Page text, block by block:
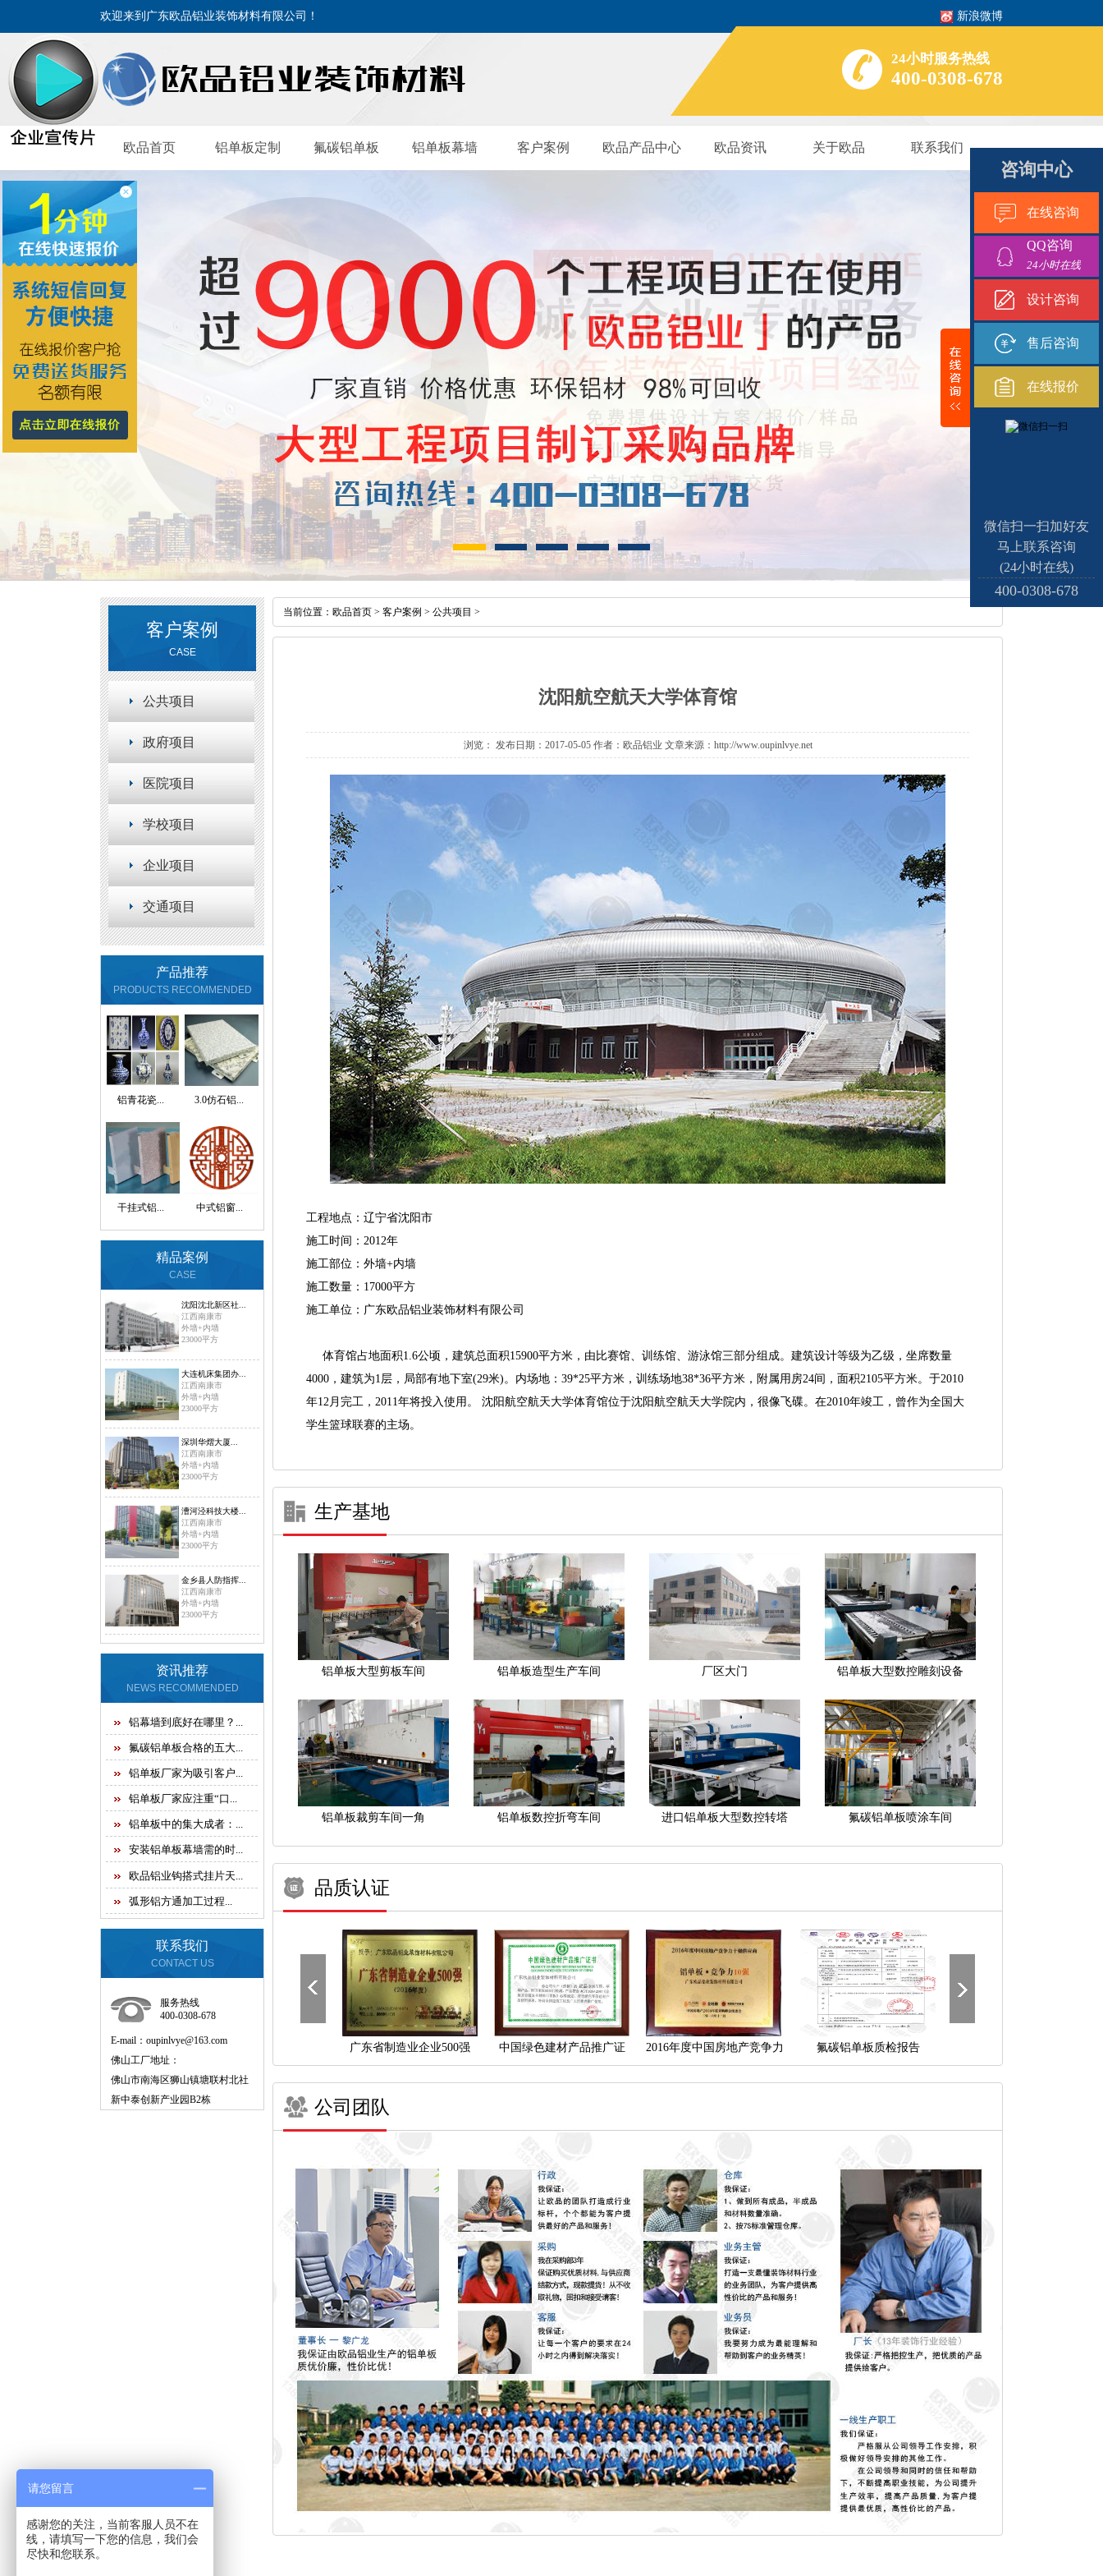
欢迎来到广东欧品铝业装饰材料有限公司！ 新浪微博
24小时服务热线
400-0308-678
欧品首页 铝单板定制 氟碳铝单板 铝单板幕墙 客户案例 欧品产品中心 欧品资讯 关于欧品 联系我们
客户案例
CASE
公共项目
政府项目
医院项目
学校项目
企业项目
交通项目
产品推荐
PRODUCTSRECOMMENDED
铝青花瓷... 3.0仿石铝...
干挂式铝... 中式铝窗...
精品案例
CASE
沈阳沈北新区社...
江西南康市
外墙+内墙
23000平方
大连机床集团办...
江西南康市
外墙+内墙
23000平方
深圳华熠大厦...
江西南康市
外墙+内墙
23000平方
漕河泾科技大楼...
江西南康市
外墙+内墙
23000平方
金乡县人防指挥...
江西南康市
外墙+内墙
23000平方
资讯推荐
NEWSRECOMMENDED
铝幕墙到底好在哪里？...
氟碳铝单板合格的五大...
铝单板厂家为吸引客户...
铝单板厂家应注重“口...
铝单板中的集大成者：...
安装铝单板幕墙需的时...
欧品铝业钩搭式挂片天...
弧形铝方通加工过程...
联系我们
CONTACTUS
服务热线
400-0308-678
E-mail：oupinlvye@163.com
佛山工厂地址：
佛山市南海区狮山镇塘联村北社
新中泰创新产业园B2栋
当前位置： 欧品首页 > 客户案例 > 公共项目 >
沈阳航空航天大学体育馆
浏览： 发布日期：2017-05-05作者：欧品铝业文章来源：http://www.oupinlvye.net
工程地点：辽宁省沈阳市
施工时间：2012年
施工部位：外墙+内墙
施工数量：17000平方
施工单位：广东欧品铝业装饰材料有限公司
体育馆占地面积1.6公顷，建筑总面积15900平方米，由比赛馆、训练馆、游泳馆三部分组成。建筑设计等级为乙级，坐席数量
4000，建筑为1层，局部有地下室(29米)。内场地：39*25平方米，训练场地38*36平方米，附属用房24间，面积2105平方米。于2010
年12月完工，2011年将投入使用。沈阳航空航天大学体育馆位于沈阳航空航天大学院内，很像飞碟。在2010年竣工，曾作为全国大
学生篮球联赛的主场。
生产基地
铝单板大型剪板车间 铝单板造型生产车间 厂区大门 铝单板大型数控雕刻设备
铝单板裁剪车间一角 铝单板数控折弯车间 进口铝单板大型数控转塔 氟碳铝单板喷涂车间
品质认证
广东省制造业企业500强 中国绿色建材产品推广证 2016年度中国房地产竞争力 氟碳铝单板质检报告
公司团队
咨询中心
在线咨询
QQ咨询
24小时在线
设计咨询
售后咨询
在线报价
微信扫一扫加好友
马上联系咨询
(24小时在线)
400-0308-678
请您留言
感谢您的关注，当前客服人员不在
线，请填写一下您的信息，我们会
尽快和您联系。